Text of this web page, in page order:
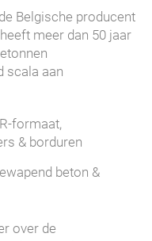
Belgische producent
meer dan 50 jaar
scala aan
formaat,
& borduren
beton &
over de